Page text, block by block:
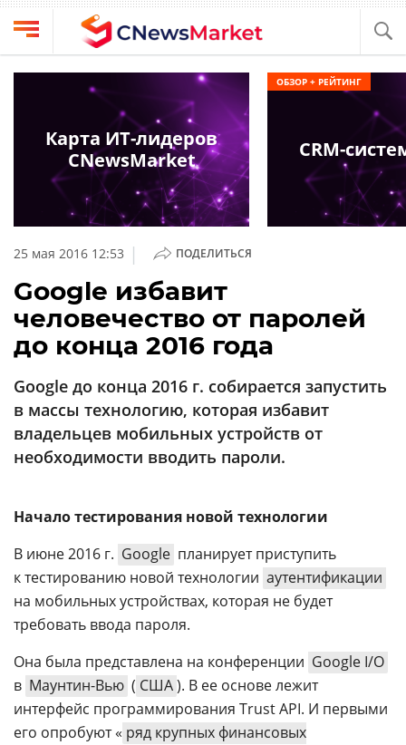
Выбрать
провайдера
Компании
обзоры
кабинет
О
проекте
CNews
Аналитика
Конференции
ТВ
Об
издании
Реклама
Контакты
Max
Telegram
Дзен
VK
Rutube
CNews
Конференции
Техника
25 мая 2016 12:53 | ПОДЕЛИТЬСЯ
Google избавит
человечество от паролей
до конца 2016 года
Google до конца 2016 г. собирается запустить
в массы технологию, которая избавит
владельцев мобильных устройств от
необходимости вводить пароли.
Начало тестирования новой технологии
В июне 2016 г. Google планирует приступить
к тестированию новой технологии аутентификации
на мобильных устройствах, которая не будет
требовать ввода пароля.
Она была представлена на конференции Google I/O
в Маунтин-Вью ( США). В ее основе лежит
интерфейс программирования Trust API. И первыми
его опробуют « ряд крупных финансовых
Карта ИТ-лидеров
CNewsMarket
CRM-
ОБЗОР + РЕЙТИНГ